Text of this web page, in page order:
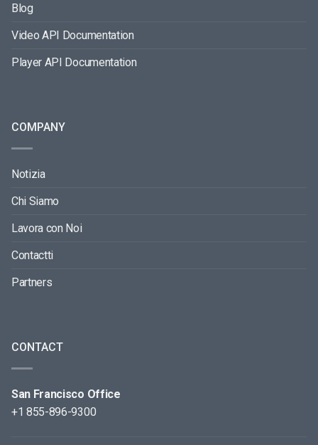
Blog
Video API Documentation
Player API Documentation
COMPANY
Notizia
Chi Siamo
Lavora con Noi
Contactti
Partners
CONTACT
San Francisco Office
+1 855-896-9300